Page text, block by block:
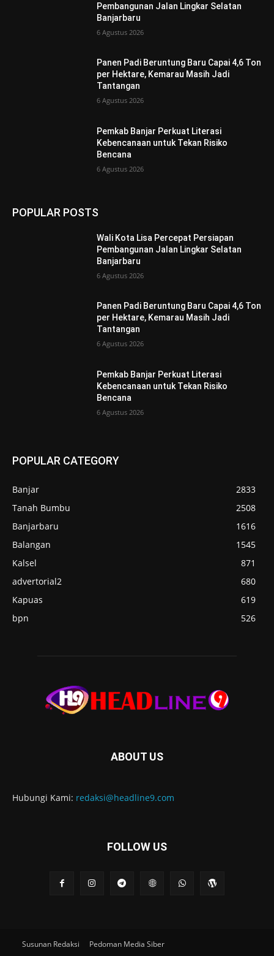
Pembangunan Jalan Lingkar Selatan
Banjarbaru
6 Agustus 2026
Panen Padi Beruntung Baru Capai 4,6 Ton
per Hektare, Kemarau Masih Jadi
Tantangan
6 Agustus 2026
Pemkab Banjar Perkuat Literasi
Kebencanaan untuk Tekan Risiko
Bencana
6 Agustus 2026
POPULAR POSTS
Wali Kota Lisa Percepat Persiapan
Pembangunan Jalan Lingkar Selatan
Banjarbaru
6 Agustus 2026
Panen Padi Beruntung Baru Capai 4,6 Ton
per Hektare, Kemarau Masih Jadi
Tantangan
6 Agustus 2026
Pemkab Banjar Perkuat Literasi
Kebencanaan untuk Tekan Risiko
Bencana
6 Agustus 2026
POPULAR CATEGORY
Banjar
2833
Tanah Bumbu
2508
Banjarbaru
1616
Balangan
1545
Kalsel
871
advertorial2
680
Kapuas
619
bpn
526
ABOUT US
Hubungi Kami: redaksi@headline9.com
FOLLOW US
Susunan Redaksi Pedoman Media Siber